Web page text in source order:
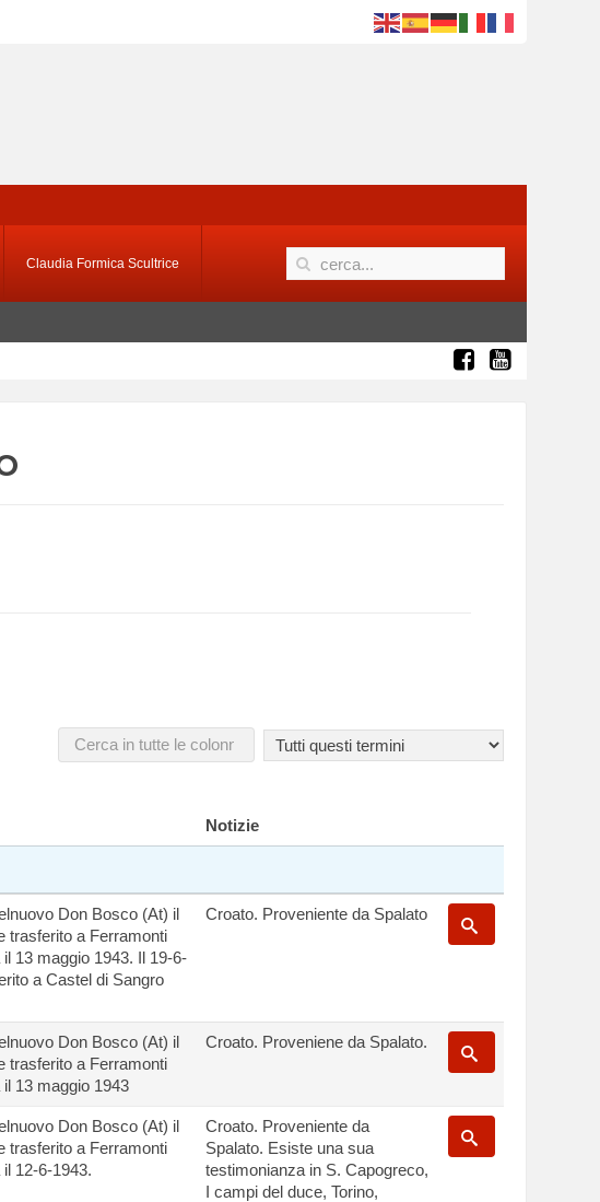
Claudia Formica Scultrice
Notizie
Don Bosco (At) il
trasferito a Ferramonti
13 maggio 1943. Il 19-6-
a Castel di Sangro
Croato. Proveniente da Spalato
Don Bosco (At) il
trasferito a Ferramonti
13 maggio 1943
Croato. Proveniene da Spalato.
Don Bosco (At) il
trasferito a Ferramonti
12-6-1943.
Croato. Proveniente da
Spalato. Esiste una sua
testimonianza in S. Capogreco,
I campi del duce, Torino,